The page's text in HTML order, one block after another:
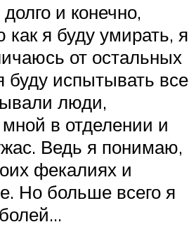
и конечно,
как я буду умирать, я
от остальных
буду испытывать все
люди,
в отделении и
Ведь я понимаю,
фекалиях и
Но больше всего я